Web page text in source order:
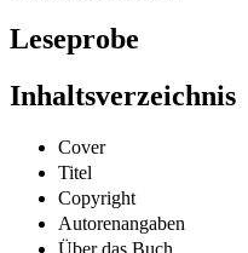
Leseprobe
Inhaltsverzeichnis
Cover
Titel
Copyright
Autorenangaben
Über das Buch